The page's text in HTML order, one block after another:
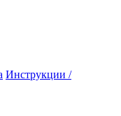
Инструкции /